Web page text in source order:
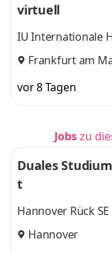
virtuell
IU Internationale
Frankfurt am
vor 8 Tagen
Jobszu
Duales
t
Hannover Rück SE
Hannover